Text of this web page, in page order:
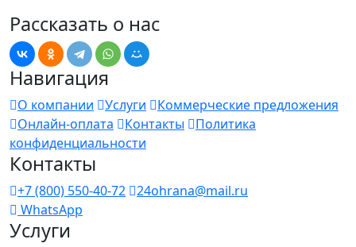
Рассказать о нас
Навигация
О компании Услуги
Коммерческие предложения
Онлайн-оплата
Контакты
Политика
конфиденциальности
Контакты
+7 (800) 550-40-72
24ohrana@mail.ru
WhatsApp
Услуги